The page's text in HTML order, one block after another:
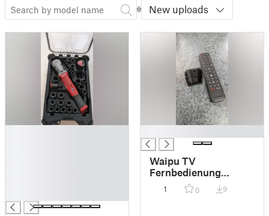
New uploads
Waipu TV
Fernbedienung
Halterung
1 0 9